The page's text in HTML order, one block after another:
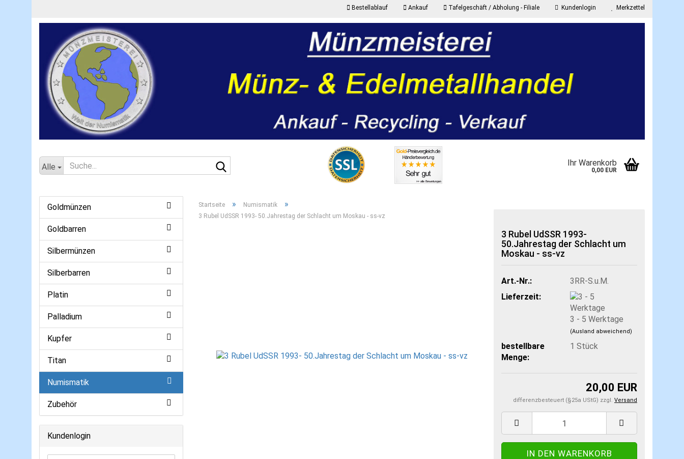
Bestellablauf Ankauf Tafelgeschäft / Abholung - Filiale Kundenlogin
Passwort
Merkzettel
Alle Ihr Warenkorb
0,00 EUR
Startseite » Numismatik »
3 Rubel UdSSR 1993- 50.Jahrestag der Schlacht um Moskau - ss-vz
3 Rubel UdSSR 1993-
50.Jahrestag der Schlacht um
Moskau - ss-vz
Art.-Nr.:
3RR-S.u.M.
Lieferzeit:
3 - 5 Werktage
(Ausland abweichend)
bestellbare
Menge:
1 Stück
20,00 EUR
differenzbesteuert (§25a UStG) zzgl. Versand
Goldmünzen
Goldbarren
Silbermünzen
Silberbarren
Platin
Palladium
Kupfer
Titan
Numismatik
Zubehör
Kundenlogin